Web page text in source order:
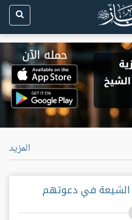
المزيد
الشيعة في دعوتهم